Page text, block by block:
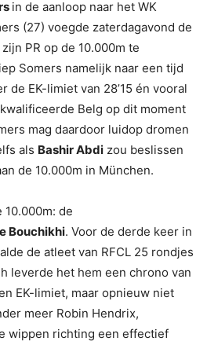
in de aanloop naar het WK
(27) voegde zaterdagavond de
PR op de 10.000m te
Somers namelijk naar een tijd
de EK-limiet van 28’15 én vooral
Belg op dit moment
mag daardoor luidop dromen
als Bashir Abdi zou beslissen
de 10.000m in München.
10.000m: de
Bouchikhi. Voor de derde keer in
de atleet van RFCL 25 rondjes
leverde het hem een chrono van
EK-limiet, maar opnieuw niet
meer Robin Hendrix,
wippen richting een effectief